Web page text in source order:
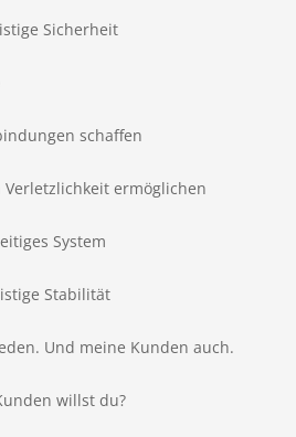
Sicherheit
schaffen
ermöglichen
System
Stabilität
Und meine Kunden auch.
willst du?